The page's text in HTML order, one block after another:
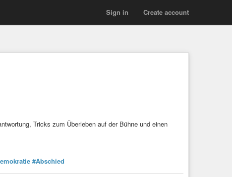
Create account
Sign in
Tricks zum Überleben auf der Bühne und einen
#Abschied